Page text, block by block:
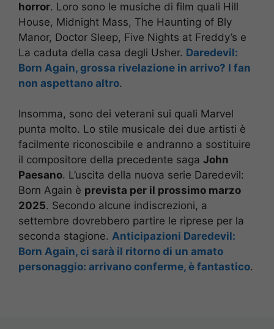
horror. Loro sono le musiche di film quali Hill
House, Midnight Mass, The Haunting of Bly
Manor, Doctor Sleep, Five Nights at Freddy’s e
La caduta della casa degli Usher. Daredevil:
Born Again, grossa rivelazione in arrivo? I fan
non aspettano altro.
Insomma, sono dei veterani sui quali Marvel
punta molto. Lo stile musicale dei due artisti è
facilmente riconoscibile e andranno a sostituire
il compositore della precedente saga John
Paesano. L’uscita della nuova serie Daredevil:
Born Again è prevista per il prossimo marzo
2025. Secondo alcune indiscrezioni, a
settembre dovrebbero partire le riprese per la
seconda stagione. Anticipazioni Daredevil:
Born Again, ci sarà il ritorno di un amato
personaggio: arrivano conferme, è fantastico.